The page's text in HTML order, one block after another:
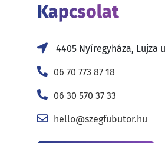
Kapcsolat
4405 Nyíregyháza, Lujza
06 70 773 87 18
06 30 570 37 33
hello@szegfubutor.hu